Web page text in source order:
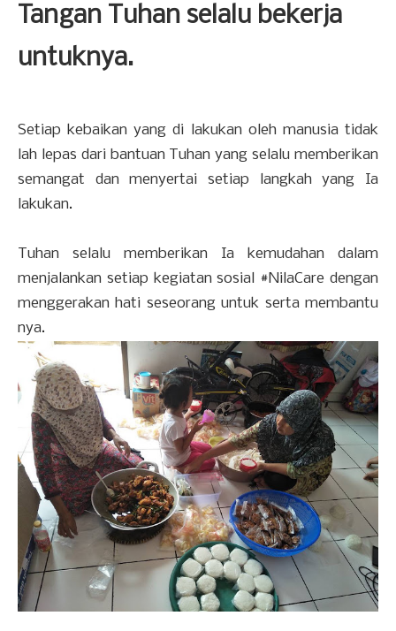
Tangan Tuhan selalu bekerja
untuknya.
Setiap kebaikan yang di lakukan oleh manusia tidak
lah lepas dari bantuan Tuhan yang selalu memberikan
semangat dan menyertai setiap langkah yang Ia
lakukan.
Tuhan selalu memberikan Ia kemudahan dalam
menjalankan setiap kegiatan sosial #NilaCare dengan
menggerakan hati seseorang untuk serta membantu
nya.